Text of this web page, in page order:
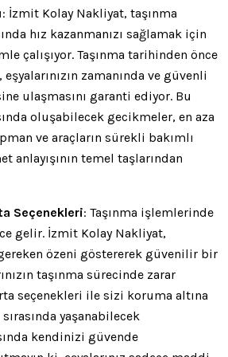
: İzmit Kolay Nakliyat, taşınma
hız kazanmanızı sağlamak için
çalışıyor. Taşınma tarihinden önce
zamanında ve güvenli
ulaşmasını garanti ediyor. Bu
oluşabilecek gecikmeler, en aza
ve araçların sürekli bakımlı
anlayışının temel taşlarından
Seçenekleri: Taşınma işlemlerinde
gelir. İzmit Kolay Nakliyat,
gereken özeni göstererek güvenilir bir
taşınma sürecinde zarar
seçenekleri ile sizi koruma altına
yaşanabilecek
kendinizi güvende